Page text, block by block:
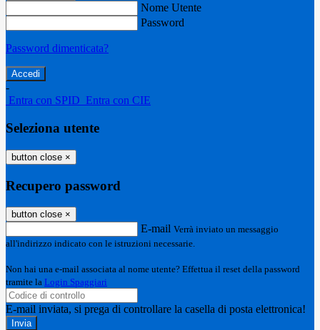
Nome Utente
Password
Password dimenticata?
-
Entra con SPID Entra con CIE
Seleziona utente
button close ×
Recupero password
button close ×
E-mail Verrà inviato un messaggio
all'indirizzo indicato con le istruzioni necessarie.
Non hai una e-mail associata al nome utente? Effettua il reset della password
tramite la Login Spaggiari
E-mail inviata, si prega di controllare la casella di posta elettronica!